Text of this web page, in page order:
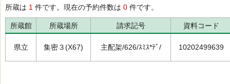
所蔵は 1 件です。現在の予約件数は 0 件です。
所蔵館 所蔵場所 請求記号 資料コード
県立 集密３(X67) 主配架/626/ｽﾐｽ*ﾃﾞ/ 10202499639